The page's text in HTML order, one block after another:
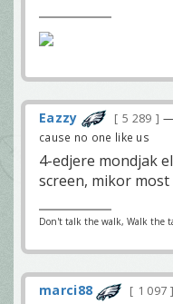
Eazzy 5 289
—
cause no one like us
4-edjere mondjak
screen, mikor most
Don't talk the walk, Walk the
marci88 1 097